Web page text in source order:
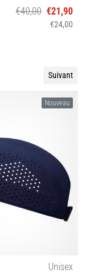
€40,00 €21,90
€24,00
Nouveau
Unisex
Suivant